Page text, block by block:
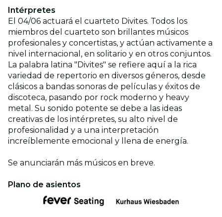
Intérpretes
El 04/06 actuará el cuarteto Divites. Todos los
miembros del cuarteto son brillantes músicos
profesionales y concertistas, y actúan activamente a
nivel internacional, en solitario y en otros conjuntos.
La palabra latina "Divites" se refiere aquí a la rica
variedad de repertorio en diversos géneros, desde
clásicos a bandas sonoras de películas y éxitos de
discoteca, pasando por rock moderno y heavy
metal. Su sonido potente se debe a las ideas
creativas de los intérpretes, su alto nivel de
profesionalidad y a una interpretación
increíblemente emocional y llena de energía.
Se anunciarán más músicos en breve.
Plano de asientos